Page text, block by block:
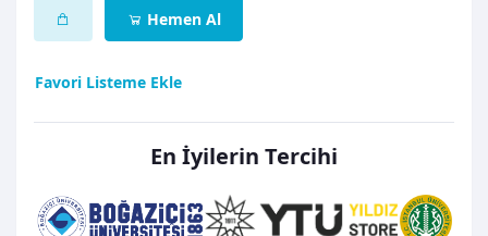
Hemen Al
Favori Listeme Ekle
En İyilerin Tercihi